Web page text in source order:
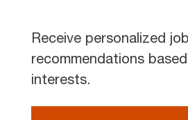
Receive personalized job
recommendations
interests.